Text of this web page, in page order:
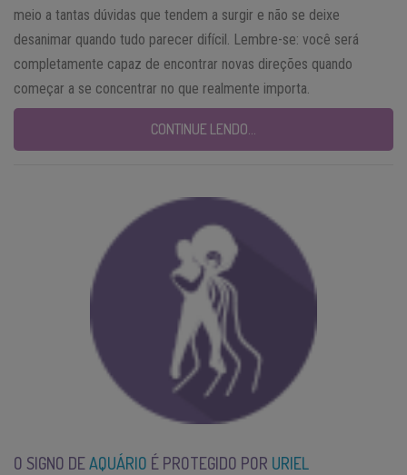
meio a tantas dúvidas que tendem a surgir e não se deixe
desanimar quando tudo parecer difícil. Lembre-se: você será
completamente capaz de encontrar novas direções quando
começar a se concentrar no que realmente importa.
CONTINUE LENDO…
O SIGNO DEAQUÁRIO É PROTEGIDO POR URIEL